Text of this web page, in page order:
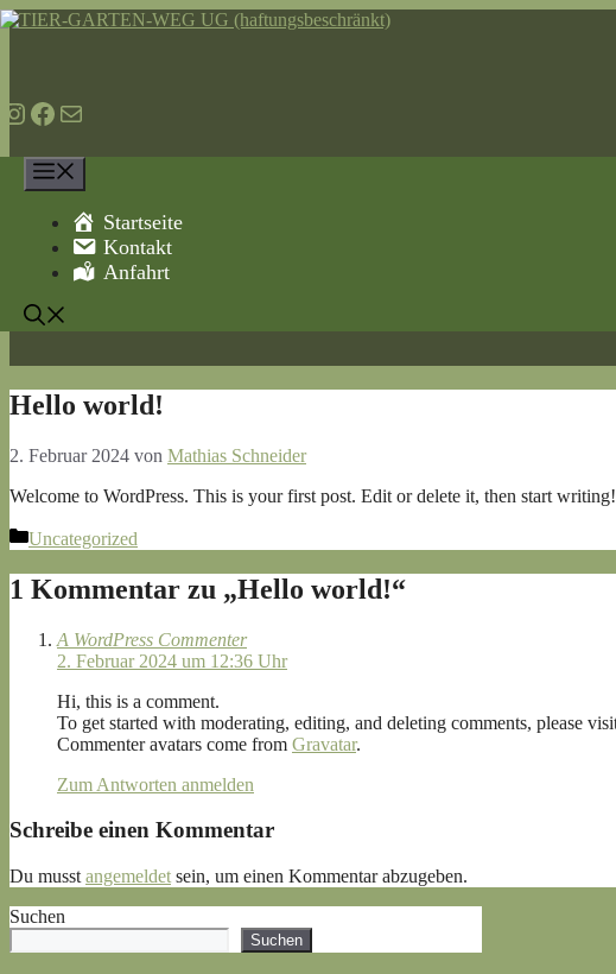
Zum
https://www.instagram.com/tier.garten.weg/
https://www.facebook.com/profile.php?id=61556063254694
info@tier-garten-weg.de
Startseite
Kontakt
Anfahrt
Hello world!
2. Februar 2024 von Mathias Schneider
Welcome to WordPress. This is your first post. Edit or delete it, then start writing!
Kategorien
Uncategorized
1 Kommentar zu „Hello world!“
A WordPress Commenter
2. Februar 2024 um 12:36 Uhr
Hi, this is a comment.
To get started with moderating, editing, and deleting comments, please
Commenter avatars come from Gravatar.
Zum Antworten anmelden
Schreibe einen Kommentar
Du musst angemeldet sein, um einen Kommentar abzugeben.
Suchen
Suchen